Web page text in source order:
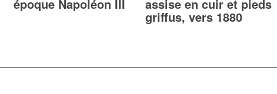
époque Napoléon III assise en cuir et pieds
griffus, vers 1880